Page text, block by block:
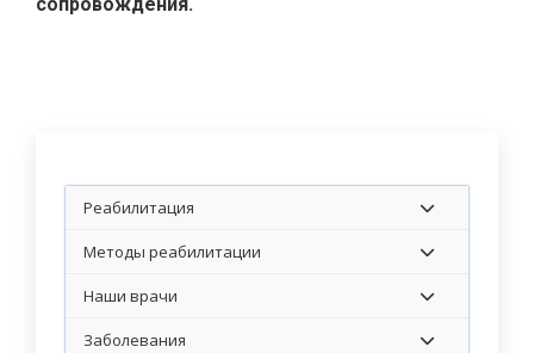
Реабилитация
Методы реабилитации
Наши врачи
Заболевания